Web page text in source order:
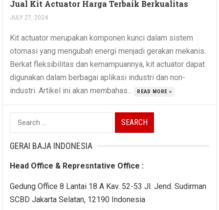
Jual Kit Actuator Harga Terbaik Berkualitas
JULY 27, 2024
Kit actuator merupakan komponen kunci dalam sistem
otomasi yang mengubah energi menjadi gerakan mekanis.
Berkat fleksibilitas dan kemampuannya, kit actuator dapat
digunakan dalam berbagai aplikasi industri dan non-
industri. Artikel ini akan membahas...
READ MORE »
Search
for:
GERAI BAJA INDONESIA
Head Office & Represntative Office :
Gedung Office 8 Lantai 18 A Kav. 52-53 Jl. Jend. Sudirman
SCBD Jakarta Selatan, 12190 Indonesia